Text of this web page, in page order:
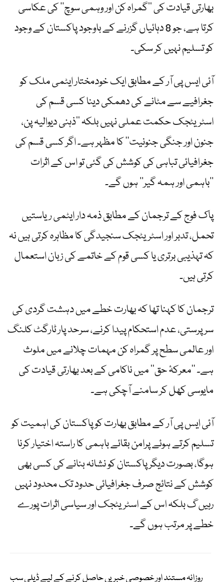
بھارتی قیادت کی ’’گمراہ کن اور وہمی سوچ‘‘ کی عکاسی
کرتا ہے، جو 8 دہائیاں گزرنے کے باوجود پاکستان کے وجود
کو تسلیم نہیں کر سکی۔
آئی ایس پی آر کے مطابق ایک خودمختار ایٹمی ملک کو
جغرافیے سے مٹانے کی دھمکی دینا کسی قسم کی
اسٹریٹجک حکمت عملی نہیں بلکہ ’’ذہنی دیوالیہ پن،
جنون اور جنگی جنونیت‘‘ کا مظہر ہے۔ اگر کسی قسم کی
جغرافیائی تباہی کی کوشش کی گئی تو اس کے اثرات
’’باہمی اور ہمہ گیر‘‘ ہوں گے۔
پاک فوج کے ترجمان کے مطابق ذمہ دار ایٹمی ریاستیں
تحمل، تدبر اور اسٹریٹجک سنجیدگی کا مظاہرہ کرتی ہیں نہ
کہ تہذیبی برتری یا کسی قوم کے خاتمے کی زبان استعمال
کرتی ہیں۔
ترجمان کا کہنا تھا کہ بھارت خطے میں دہشت گردی کی
سرپرستی، عدم استحکام پیدا کرنے، سرحد پار ٹارگٹ کلنگ
اور عالمی سطح پر گمراہ کن مہمات چلانے میں ملوث
ہے۔ ’’معرکۂ حق‘‘ میں ناکامی کے بعد بھارتی قیادت کی
مایوسی کھل کر سامنے آچکی ہے۔
آئی ایس پی آر کے مطابق بھارت کو پاکستان کی اہمیت کو
تسلیم کرتے ہوئے پرامن بقائے باہمی کا راستہ اختیار کرنا
ہوگا، بصورت دیگر پاکستان کو نشانہ بنانے کی کسی بھی
کوشش کے نتائج صرف جغرافیائی حدود تک محدود نہیں
رہیں گ بلکہ اس کے اسٹریٹجک اور سیاسی اثرات پورے
خطے پر مرتب ہوں گے۔
روزانہ مستند اور خصوصی خبریں حاصل کرنے کے لیے ڈیلی سب